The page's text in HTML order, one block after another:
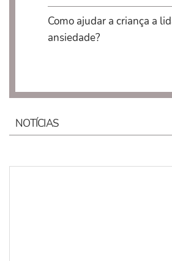
Como ajudar a criança a
ansiedade?
NOTÍCIAS